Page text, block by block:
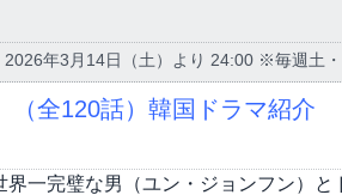
2026年3月14日（土）より 24:00 ※毎週土
（全120話）韓国ドラマ紹介
界一完璧な男（ユン・ジョンフン）と